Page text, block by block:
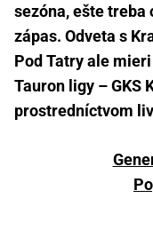
sezóna, ešte
zápas. Odveta s
Pod Tatry ale
Tauron ligy – GKS
prostredníctvom